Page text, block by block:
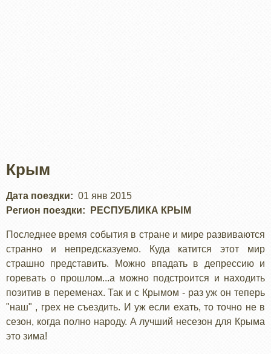
Крым
Дата поездки
01 янв 2015
Регион поездки
РЕСПУБЛИКА КРЫМ
Последнее время события в стране и мире развиваются
странно и непредсказуемо. Куда катится этот мир
страшно представить. Можно впадать в депрессию и
горевать о прошлом...а можно подстроится и находить
позитив в переменах. Так и с Крымом - раз уж он теперь
"наш" , грех не съездить. И уж если ехать, то точно не в
сезон, когда полно народу. А лучший несезон для Крыма
это зима!